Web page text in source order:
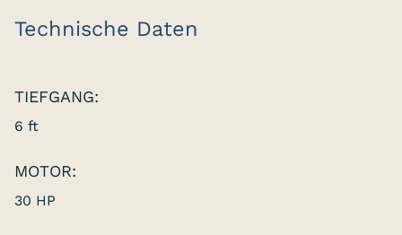
Technische Daten
TIEFGANG:
6 ft
MOTOR:
30 HP